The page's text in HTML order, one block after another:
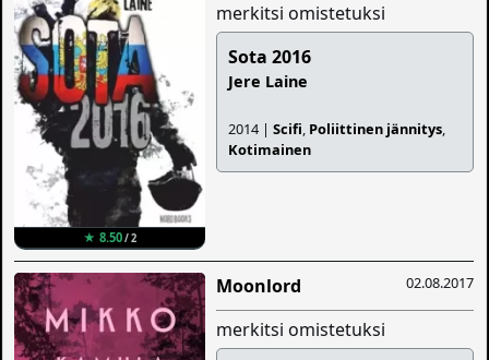
★ 8.50/ 2
merkitsi omistetuksi
Sota 2016
Jere Laine
2014 |Scifi, Poliittinen jännitys,
Kotimainen
02.08.2017
Moonlord
merkitsi omistetuksi